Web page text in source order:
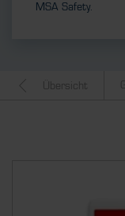
MSA Safety.
Übersicht